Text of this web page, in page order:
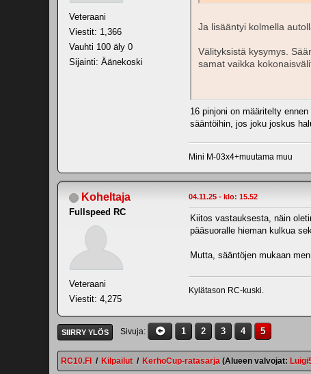
Veteraani
Viestit: 1,366
Vauhti 100 äly 0
Sijainti: Äänekoski
Ja lisääntyi kolmella
Välityksistä kysymys.
samat vaikka
16 pinjoni on määritelty
sääntöihin, jos joku joskus
Mini M-03x4+muutama muu
Koheltaja
Fullspeed RC
Veteraani
Viestit: 4,275
04.11.25 - klo: 15.52
Kiitos vastauksesta, näin
pääsuoralle hieman kulkua
Mutta, sääntöjen mukaan
Kylätason RC-kuski.
SIIRRY YLÖS Sivuja 1 2 3 4 5
RC10.FI / Kilpailut / KerhoCup-ratasarja (Alueen valvojat: